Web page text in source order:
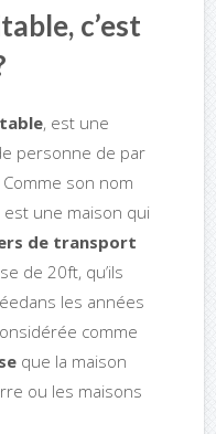
c’est
, est une
personne de par
son nom
est une maison qui
de transport
de 20ft, qu’ils
les années
comme
que la maison
ou les maisons